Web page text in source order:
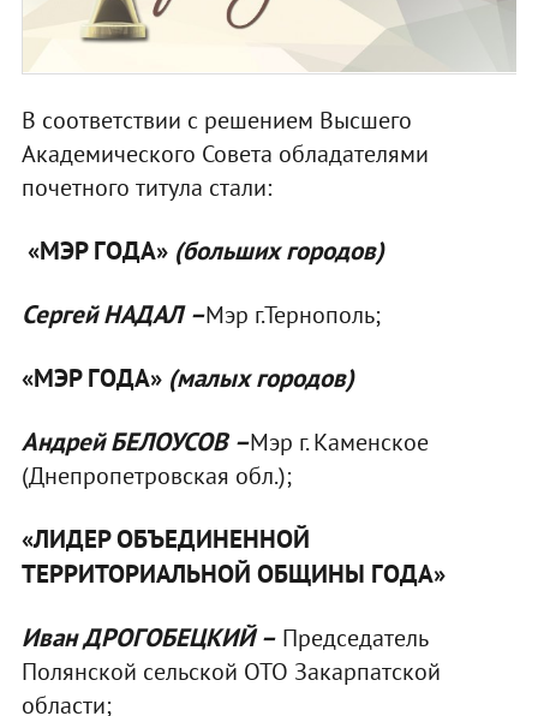
В соответствии с решением Высшего
Академического Совета обладателями
почетного титула стали:
«МЭР ГОДА» (больших городов)
Сергей НАДАЛ –Мэр г.Тернополь;
«МЭР ГОДА» (малых городов)
Андрей БЕЛОУСОВ –Мэр г. Каменское
(Днепропетровская обл.);
«ЛИДЕР ОБЪЕДИНЕННОЙ
ТЕРРИТОРИАЛЬНОЙ ОБЩИНЫ ГОДА»
ИванДРОГОБЕЦКИЙ –Председатель
Полянской сельской ОТО Закарпатской
области;